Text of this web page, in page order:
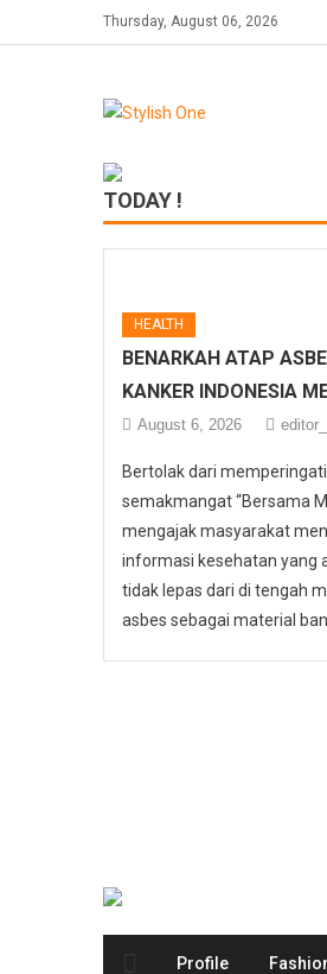
to
Thursday, August 06, 2026
TODAY !
HEALTH
BENARKAH ATAP
KANKER INDONESIA
August 6, 2026
Bertolak dari
semakmangat “Bersama
mengajak masyarakat
informasi kesehatan yang
tidak lepas dari di tengah
asbes sebagai material
Profile